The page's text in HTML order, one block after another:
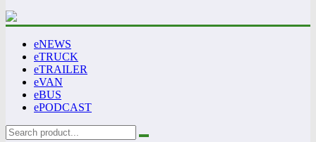
eNEWS
eTRUCK
eTRAILER
eVAN
eBUS
ePODCAST